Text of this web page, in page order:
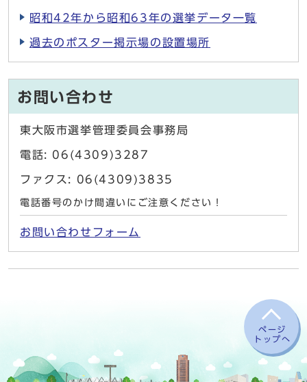
昭和42年から昭和63年の選挙データ一覧
過去のポスター掲示場の設置場所
お問い合わせ
東大阪市選挙管理委員会事務局
電話: 06(4309)3287
ファクス: 06(4309)3835
電話番号のかけ間違いにご注意ください！
お問い合わせフォーム
ページ
トップへ